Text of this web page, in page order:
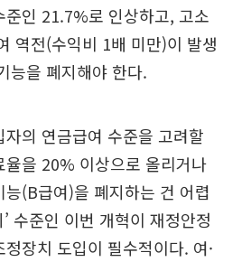
준인 21.7%로 인상하고, 고소
역전(수익비 1배 미만)이 발생
능을 폐지해야 한다.
의 연금급여 수준을 고려할
율을 20% 이상으로 올리거나
(B급여)을 폐지하는 건 어렵
수준인 이번 개혁이 재정안정
장치 도입이 필수적이다. 여·